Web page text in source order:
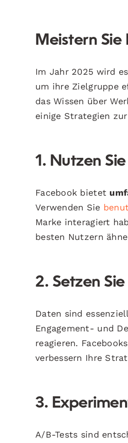
Meistern
Im Jahr 2025 wird
um ihre Zielgruppe
das Wissen über
einige Strategien
1. Nutzen
Facebook bietet
Verwenden Sie
Marke interagiert
besten Nutzern
2. Setzen
Daten sind
Engagement- und
reagieren. Facebooks
verbessern Ihre
3.
A/B-Tests sind